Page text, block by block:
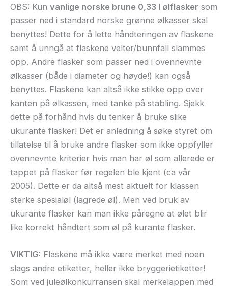
OBS: Kun vanlige norske brune 0,33 l ølflasker som
passer ned i standard norske grønne ølkasser skal
benyttes! Dette for å lette håndteringen av flaskene
samt å unngå at flaskene velter/bunnfall slammes
opp. Andre flasker som passer ned i ovennevnte
ølkasser (både i diameter og høyde!) kan også
benyttes. Flaskene kan altså ikke stikke opp over
kanten på ølkassen, med tanke på stabling. Sjekk
dette på forhånd hvis du tenker å bruke slike
ukurante flasker! Det er anledning å søke styret om
tillatelse til å bruke andre flasker som ikke oppfyller
ovennevnte kriterier hvis man har øl som allerede er
tappet på flasker før regelen ble kjent (ca vår
2005). Dette er da altså mest aktuelt for klassen
sterke spesialøl (lagrede øl). Men ved bruk av
ukurante flasker kan man ikke påregne at ølet blir
like korrekt håndtert som øl på kurante flasker.
VIKTIG: Flaskene må ikke være merket med noen
slags andre etiketter, heller ikke bryggerietiketter!
Som ved juleølkonkurransen skal merkelappen med